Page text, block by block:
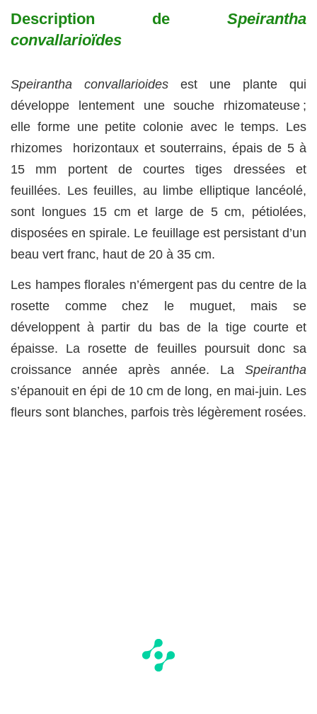
Description de Speirantha
convallarioïdes
Speirantha convallarioides est une plante qui
développe lentement une souche rhizomateuse ;
elle forme une petite colonie avec le temps. Les
rhizomes horizontaux et souterrains, épais de 5 à
15 mm portent de courtes tiges dressées et
feuillées. Les feuilles, au limbe elliptique lancéolé,
sont longues 15 cm et large de 5 cm, pétiolées,
disposées en spirale. Le feuillage est persistant d’un
beau vert franc, haut de 20 à 35 cm.
Les hampes florales n’émergent pas du centre de la
rosette comme chez le muguet, mais se
développent à partir du bas de la tige courte et
épaisse. La rosette de feuilles poursuit donc sa
croissance année après année. La Speirantha
s’épanouit en épi de 10 cm de long, en mai-juin. Les
fleurs sont blanches, parfois très légèrement rosées.